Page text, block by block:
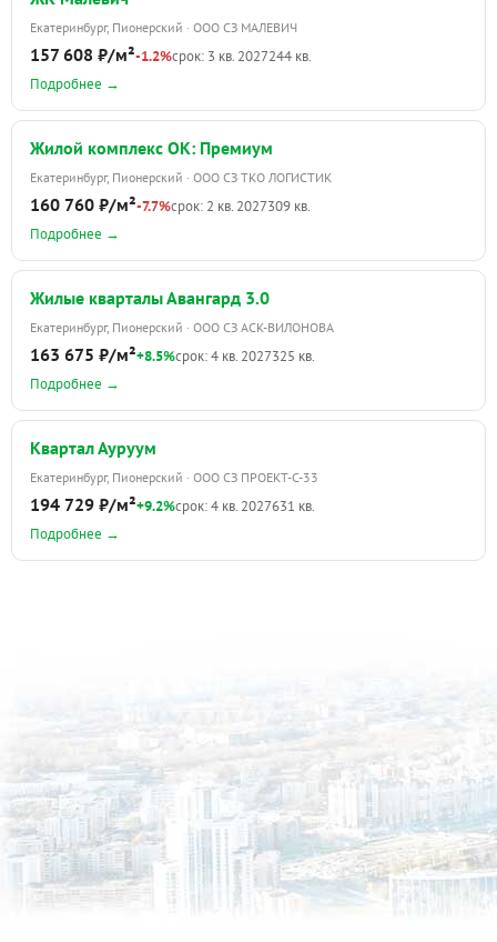
Екатеринбург, Пионерский · ООО СЗ МАЛЕВИЧ
157 608 ₽/м²-1.2%срок: 3 кв. 2027244 кв.
Подробнее →
Жилой комплекс ОК: Премиум
Екатеринбург, Пионерский · ООО СЗ ТКО ЛОГИСТИК
160 760 ₽/м²-7.7%срок: 2 кв. 2027309 кв.
Подробнее →
Жилые кварталы Авангард 3.0
Екатеринбург, Пионерский · ООО СЗ АСК-ВИЛОНОВА
163 675 ₽/м²+8.5%срок: 4 кв. 2027325 кв.
Подробнее →
Квартал Ауруум
Екатеринбург, Пионерский · ООО СЗ ПРОЕКТ-С-33
194 729 ₽/м²+9.2%срок: 4 кв. 2027631 кв.
Подробнее →